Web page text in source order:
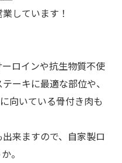
しています！
ロインや抗生物質不使
ーキに最適な部位や、
向いている骨付き肉も
来ますので、自家製ロ
。